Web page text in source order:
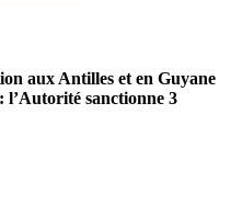
aux Antilles et en Guyane
l’Autorité sanctionne 3